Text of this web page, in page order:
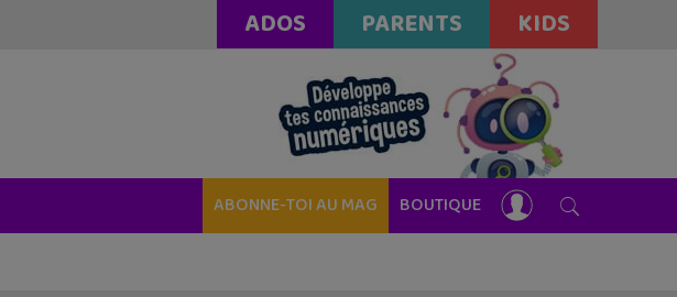
ADOS PARENTS KIDS
ABONNE-TOI AU MAG BOUTIQUE